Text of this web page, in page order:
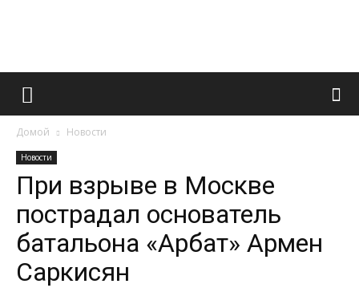
Французский
и
Домой Новости
Новости
При взрыве в Москве
пострадал основатель
батальона «Арбат» Армен
Саркисян